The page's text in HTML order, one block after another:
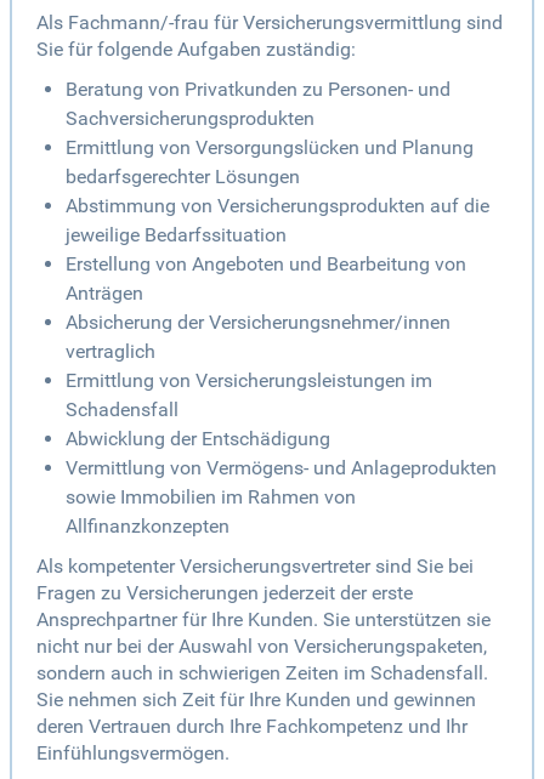
Als Fachmann/-frau für Versicherungsvermittlung sind
Sie für folgende Aufgaben zuständig:
Beratung von Privatkunden zu Personen- und
Sachversicherungsprodukten
Ermittlung von Versorgungslücken und Planung
bedarfsgerechter Lösungen
Abstimmung von Versicherungsprodukten auf die
jeweilige Bedarfssituation
Erstellung von Angeboten und Bearbeitung von
Anträgen
Absicherung der Versicherungsnehmer/innen
vertraglich
Ermittlung von Versicherungsleistungen im
Schadensfall
Abwicklung der Entschädigung
Vermittlung von Vermögens- und Anlageprodukten
sowie Immobilien im Rahmen von
Allfinanzkonzepten
Als kompetenter Versicherungsvertreter sind Sie bei
Fragen zu Versicherungen jederzeit der erste
Ansprechpartner für Ihre Kunden. Sie unterstützen sie
nicht nur bei der Auswahl von Versicherungspaketen,
sondern auch in schwierigen Zeiten im Schadensfall.
Sie nehmen sich Zeit für Ihre Kunden und gewinnen
deren Vertrauen durch Ihre Fachkompetenz und Ihr
Einfühlungsvermögen.